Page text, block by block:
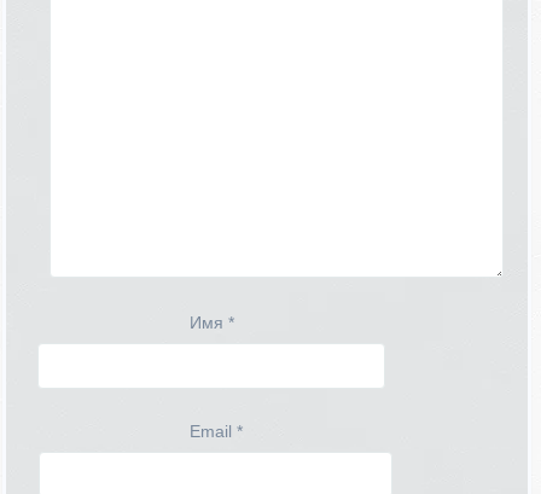
Имя *
Email *